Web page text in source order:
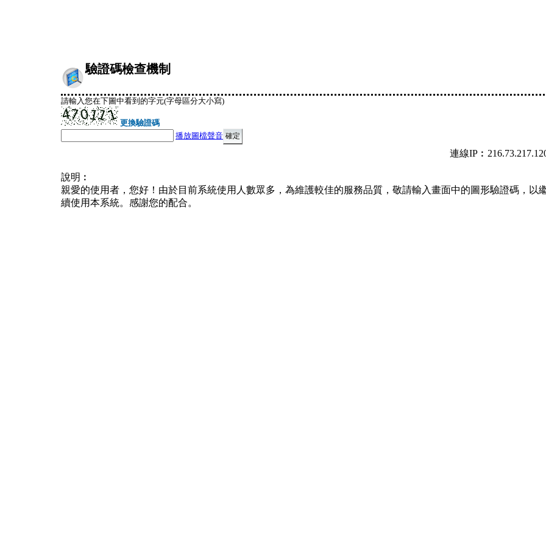
驗證碼檢查機制
請輸入您在下圖中看到的字元(字母區分大小寫)
更換驗證碼
播放圖檔聲音
連線
說明︰
親愛的使用者，您好！由於目前系統使用人數眾多，為維護較佳的服務品質，敬請輸入畫面中的圖形驗證碼，以
續使用本系統。感謝您的配合。